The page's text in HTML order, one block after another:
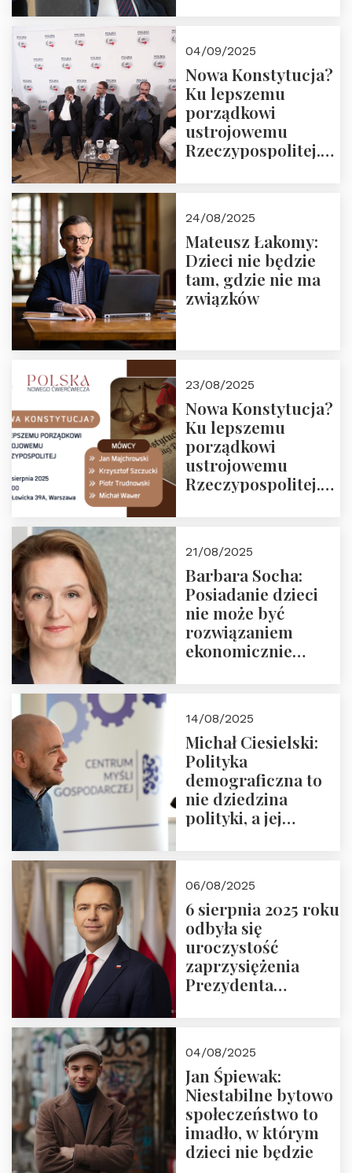
04/09/2025
Nowa Konstytucja?
Ku lepszemu
porządkowi
ustrojowemu
Rzeczypospolitej.
24/08/2025
Mateusz Łakomy:
Dzieci nie będzie
tam, gdzie nie ma
związków
23/08/2025
Nowa Konstytucja?
Ku lepszemu
porządkowi
ustrojowemu
Rzeczypospolitej.
Nowego
Ćwierćwiecza”
21/08/2025
Barbara Socha:
Posiadanie dzieci
nie może być
rozwiązaniem
ekonomicznie
14/08/2025
Michał Ciesielski:
Polityka
demograficzna to
nie dziedzina
polityki, a jej
06/08/2025
6 sierpnia 2025 roku
odbyła się
uroczystość
zaprzysiężenia
Prezydenta
Nawrockiego
04/08/2025
Jan Śpiewak:
Niestabilne bytowo
społeczeństwo to
imadło, w którym
dzieci nie będzie